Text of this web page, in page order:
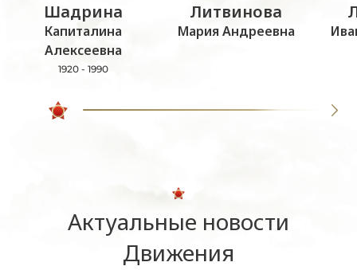
Шадрина
Капиталина
Алексеевна
1920 - 1990
Литвинова
Мария Андреевна
Актуальные новости
Движения